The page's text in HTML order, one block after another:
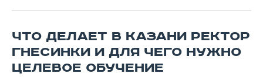
ХОККЕЙ С МЯЧОМ
ПРОИСШЕСТВИЯ
ЧТО ДЕЛАЕТ В КАЗАНИ РЕКТОР
ГНЕСИНКИ И ДЛЯ ЧЕГО НУЖНО
ЦЕЛЕВОЕ ОБУЧЕНИЕ